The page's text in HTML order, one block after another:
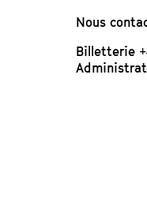
Nous
Billetterie